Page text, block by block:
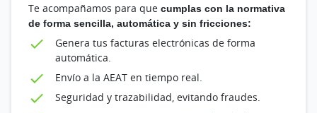
Te acompañamos para que cumplas con la normativa
de forma sencilla, automática y sin fricciones:
Genera tus facturas electrónicas de forma
automática.
Envío a la AEAT en tiempo real.
Seguridad y trazabilidad, evitando fraudes.